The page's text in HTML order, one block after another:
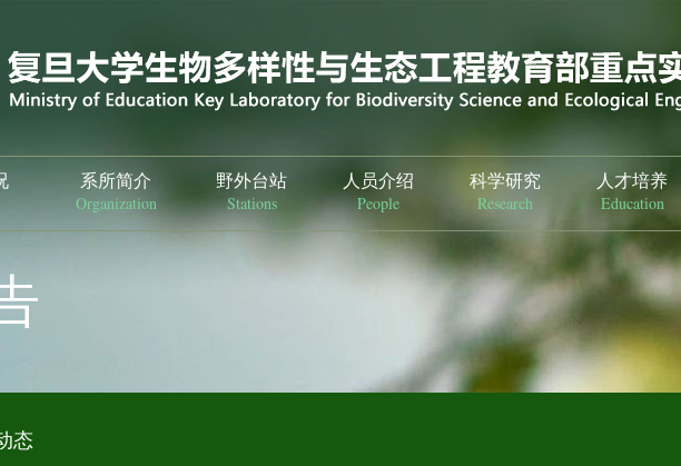
系所简介
Organization
野外台站
Stations
人员介绍
People
科学研究
Research
人才培养
Education
态